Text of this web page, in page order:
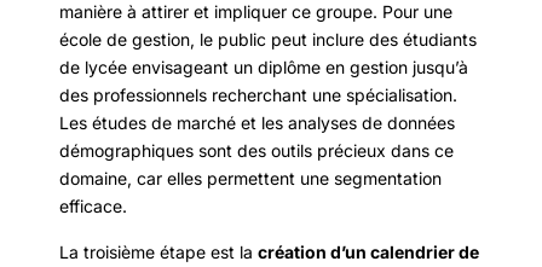
manière à attirer et impliquer ce groupe. Pour une
école de gestion, le public peut inclure des étudiants
de lycée envisageant un diplôme en gestion jusqu’à
des professionnels recherchant une spécialisation.
Les études de marché et les analyses de données
démographiques sont des outils précieux dans ce
domaine, car elles permettent une segmentation
efficace.
La troisième étape est la création d’un calendrier de